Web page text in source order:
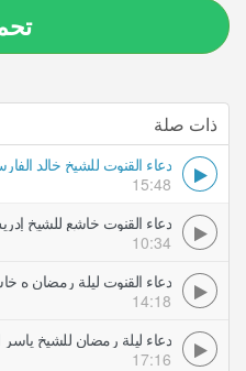
ذات صلة
15:48
10:34
14:18
دعاء ليلة رمضان للشيخ
17:16